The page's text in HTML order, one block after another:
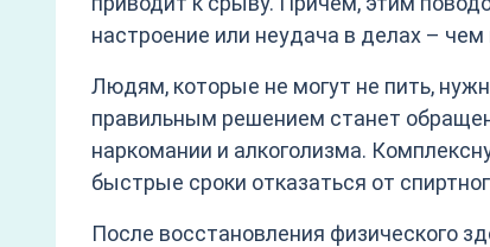
настроение или неудача в делах –
Людям, которые не могут не пить,
правильным решением станет
наркомании и алкоголизма.
быстрые сроки отказаться от
После восстановления физического